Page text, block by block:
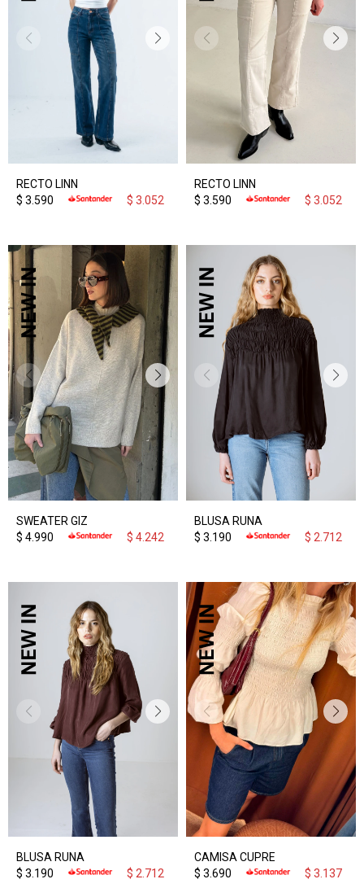
RECTO LINN
$ 3.590 $ 3.052
RECTO LINN
$ 3.590 $ 3.052
SWEATER GIZ
$ 4.990 $ 4.242
BLUSA RUNA
$ 3.190 $ 2.712
BLUSA RUNA
$ 3.190 $ 2.712
CAMISA CUPRE
$ 3.690 $ 3.137